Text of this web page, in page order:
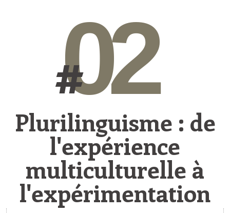
#
02
Plurilinguisme : de
l'expérience
multiculturelle à
l'expérimentation